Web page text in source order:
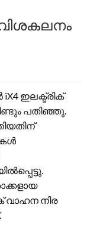
ഇലക്ട്രിക്
പതിഞ്ഞു.
വാഹന നിര